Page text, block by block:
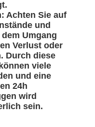
Achten Sie auf
und
Umgang
Verlust oder
Durch diese
viele
und eine
24h
wird
sein.